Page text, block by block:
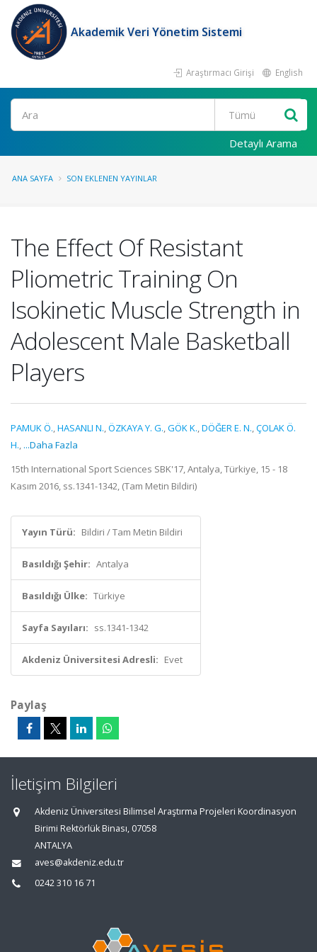
Akademik Veri Yönetim Sistemi
Araştırmacı Girişi English
Ara
Detaylı Arama
ANA SAYFA SON EKLENEN YAYINLAR
The Effect Of Resistant
Pliometric Training On
Isokinetic Muscle Strength in
Adolescent Male Basketball
Players
PAMUK Ö.,HASANLI N.,ÖZKAYA Y. G.,GÖK K.,DÖĞER E. N.,ÇOLAK Ö.
H., ...Daha Fazla
15th International Sport Sciences SBK'17, Antalya, Türkiye, 15 - 18
Kasım 2016, ss.1341-1342, (Tam Metin Bildiri)
Yayın Türü: Bildiri / Tam Metin Bildiri
Basıldığı Şehir: Antalya
Basıldığı Ülke: Türkiye
Sayfa Sayıları: ss.1341-1342
Akdeniz Üniversitesi Adresli: Evet
Paylaş
İletişim Bilgileri
Akdeniz Üniversitesi Bilimsel Araştırma Projeleri Koordinasyon
Birimi Rektörlük Binası, 07058
ANTALYA
aves@akdeniz.edu.tr
0242 310 16 71